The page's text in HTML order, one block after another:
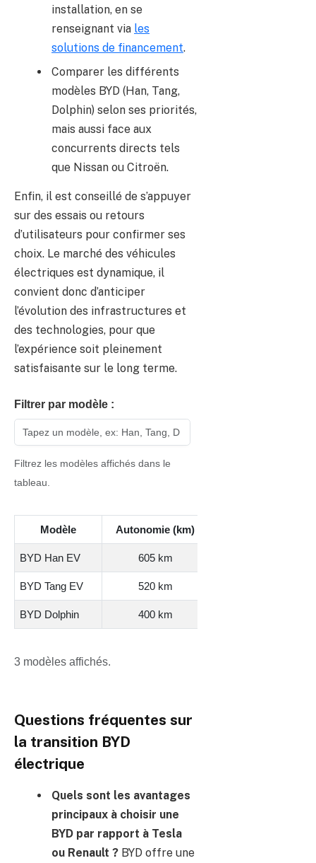
installation, en se
renseignant via les
solutions de financement.
Comparer les différents
modèles BYD (Han, Tang,
Dolphin) selon ses priorités,
mais aussi face aux
concurrents directs tels
que Nissan ou Citroën.
Enfin, il est conseillé de s’appuyer
sur des essais ou retours
d’utilisateurs pour confirmer ses
choix. Le marché des véhicules
électriques est dynamique, il
convient donc d’anticiper
l’évolution des infrastructures et
des technologies, pour que
l’expérience soit pleinement
satisfaisante sur le long terme.
Filtrer par modèle :
Filtrez les modèles affichés dans le
tableau.
Modèle Autonomie (km)
BYD Han EV 605 km
BYD Tang EV 520 km
BYD Dolphin 400 km
3 modèles affichés.
Questions fréquentes sur
la transition BYD
électrique
Quels sont les avantages
principaux à choisir une
BYD par rapport à Tesla
ou Renault ? BYD offre une